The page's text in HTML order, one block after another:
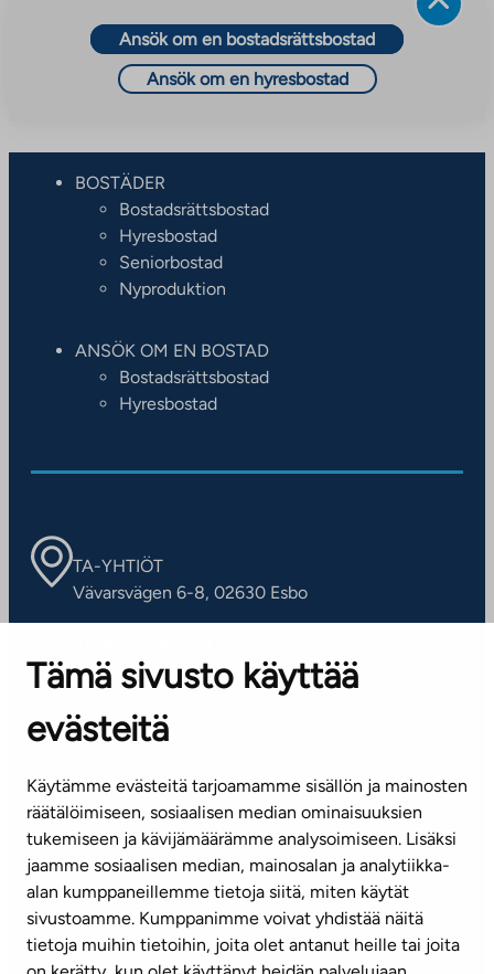
Tämä sivusto käyttää
evästeitä
Käytämme evästeitä tarjoamamme sisällön ja mainosten
räätälöimiseen, sosiaalisen median ominaisuuksien
tukemiseen ja kävijämäärämme analysoimiseen. Lisäksi
jaamme sosiaalisen median, mainosalan ja analytiikka-
alan kumppaneillemme tietoja siitä, miten käytät
sivustoamme. Kumppanimme voivat yhdistää näitä
tietoja muihin tietoihin, joita olet antanut heille tai joita
Ansök om en bostadsrättsbostad
Ansök om en hyresbostad
BOSTÄDER
Bostadsrättsbostad
Hyresbostad
Seniorbostad
Nyproduktion
ANSÖK OM EN BOSTAD
Bostadsrättsbostad
Hyresbostad
TA-YHTIÖT
Vävarsvägen 6-8, 02630 Esbo
Kontaktinformation
KUNDSERVICE
(vardagar kl. 8–16)
info@ta.fi
Nyhetsbrev (på finska)